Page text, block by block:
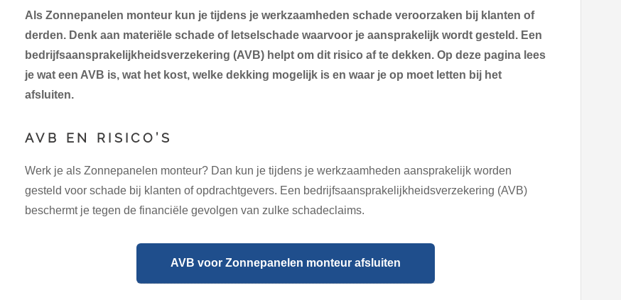
Als Zonnepanelen monteur kun je tijdens je werkzaamheden schade veroorzaken bij klanten of
derden. Denk aan materiële schade of letselschade waarvoor je aansprakelijk wordt gesteld. Een
bedrijfsaansprakelijkheidsverzekering (AVB) helpt om dit risico af te dekken. Op deze pagina lees
je wat een AVB is, wat het kost, welke dekking mogelijk is en waar je op moet letten bij het
afsluiten.
AVB EN RISICO’S
Werk je als Zonnepanelen monteur? Dan kun je tijdens je werkzaamheden aansprakelijk worden
gesteld voor schade bij klanten of opdrachtgevers. Een bedrijfsaansprakelijkheidsverzekering (AVB)
beschermt je tegen de financiële gevolgen van zulke schadeclaims.
AVB voor Zonnepanelen monteur afsluiten